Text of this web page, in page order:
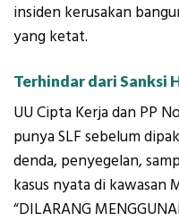
insiden kerusakan
yang ketat.
Terhindar dari Sanksi
UU Cipta Kerja dan PP
punya SLF sebelum
denda, penyegelan,
kasus nyata di kawasan
“DILARANG